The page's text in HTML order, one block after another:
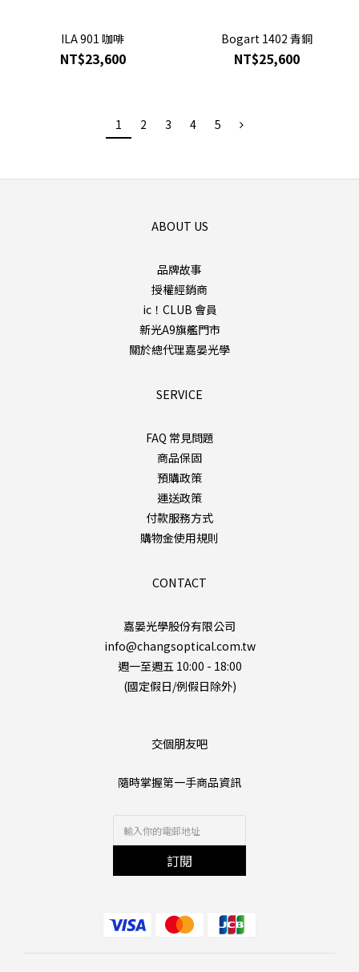
ILA 901 咖啡
NT$23,600
Bogart 1402 青銅
NT$25,600
1 2 3 4 5
ABOUT US
品牌故事
授權經銷商
ic！CLUB 會員
新光A9旗艦門市
關於總代理嘉晏光學
SERVICE
FAQ 常見問題
商品保固
預購政策
運送政策
付款服務方式
購物金使用規則
CONTACT
嘉晏光學股份有限公司
info@changsoptical.com.tw
週一至週五 10:00 - 18:00
(國定假日/例假日除外)
交個朋友吧
隨時掌握第一手商品資訊
訂閱